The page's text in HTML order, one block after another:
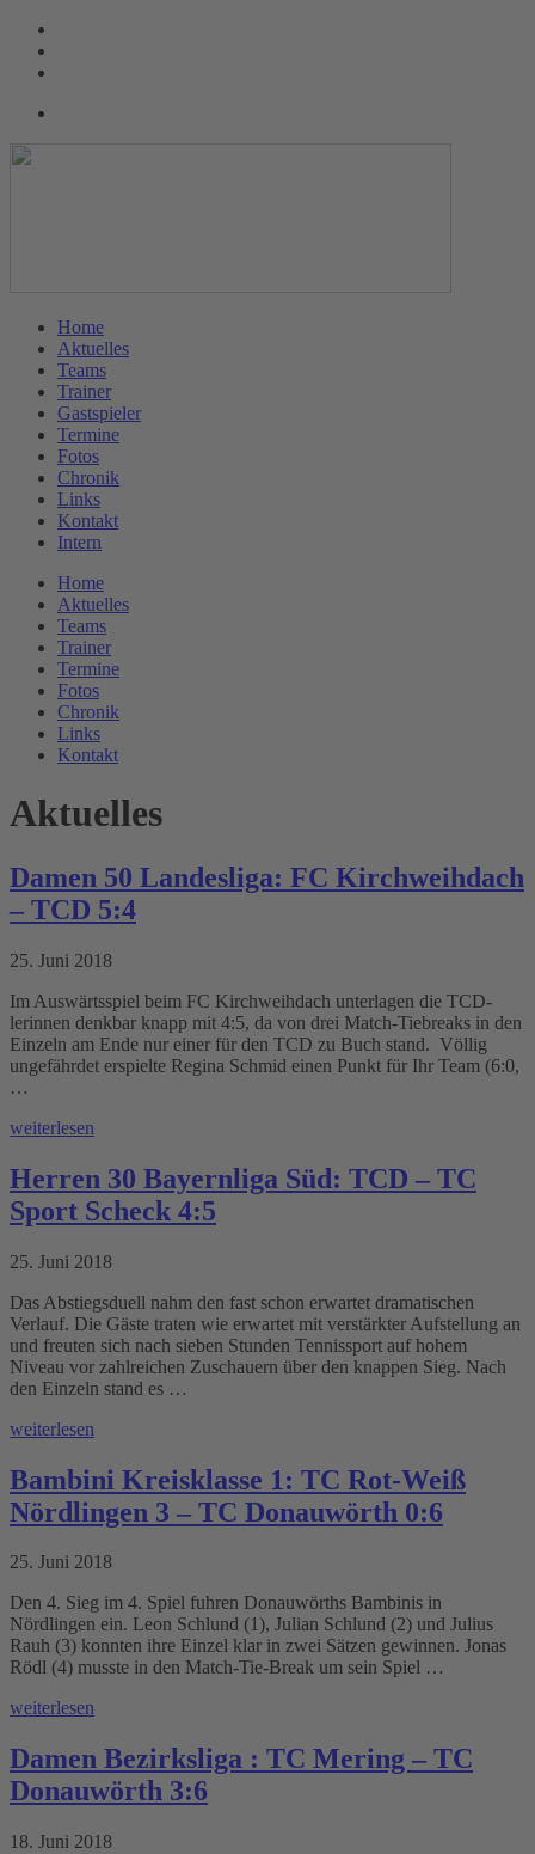
Home
Aktuelles
Teams
Trainer
Gastspieler
Termine
Fotos
Chronik
Links
Kontakt
Intern
Home
Aktuelles
Teams
Trainer
Termine
Fotos
Chronik
Links
Kontakt
Aktuelles
Damen 50 Landesliga: FC Kirchweihdach
– TCD 5:4
25. Juni 2018
Im Auswärtsspiel beim FC Kirchweihdach unterlagen die TCD-
lerinnen denkbar knapp mit 4:5, da von drei Match-Tiebreaks in den
Einzeln am Ende nur einer für den TCD zu Buch stand. Völlig
ungefährdet erspielte Regina Schmid einen Punkt für Ihr Team (6:0,
…
weiterlesen
Herren 30 Bayernliga Süd: TCD – TC
Sport Scheck 4:5
25. Juni 2018
Das Abstiegsduell nahm den fast schon erwartet dramatischen
Verlauf. Die Gäste traten wie erwartet mit verstärkter Aufstellung an
und freuten sich nach sieben Stunden Tennissport auf hohem
Niveau vor zahlreichen Zuschauern über den knappen Sieg. Nach
den Einzeln stand es …
weiterlesen
Bambini Kreisklasse 1: TC Rot-Weiß
Nördlingen 3 – TC Donauwörth 0:6
25. Juni 2018
Den 4. Sieg im 4. Spiel fuhren Donauwörths Bambinis in
Nördlingen ein. Leon Schlund (1), Julian Schlund (2) und Julius
Rauh (3) konnten ihre Einzel klar in zwei Sätzen gewinnen. Jonas
Rödl (4) musste in den Match-Tie-Break um sein Spiel …
weiterlesen
Damen Bezirksliga : TC Mering – TC
Donauwörth 3:6
18. Juni 2018